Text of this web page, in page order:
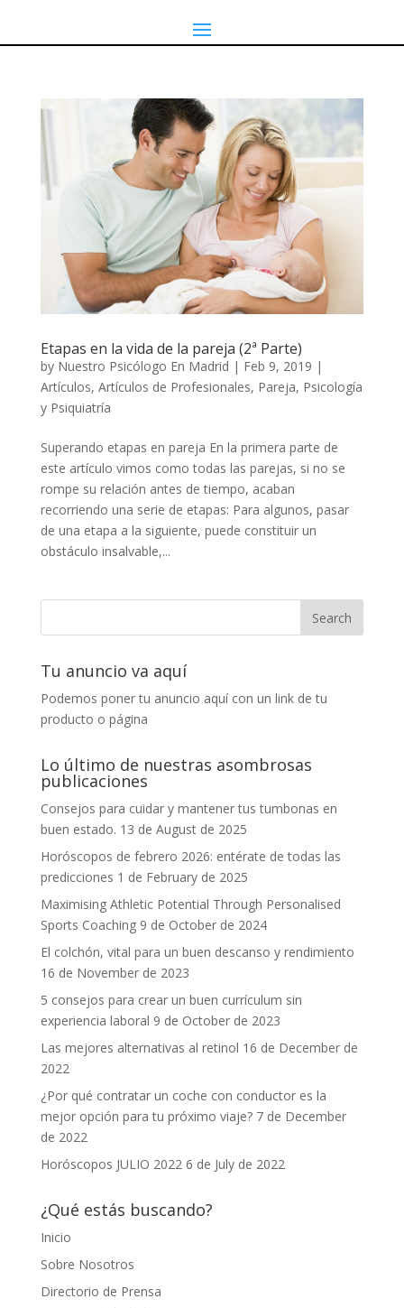
Etapas en la vida de la pareja (2ª Parte)
by Nuestro Psicólogo En Madrid | Feb 9, 2019 |
Artículos, Artículos de Profesionales, Pareja, Psicología
y Psiquiatría
Superando etapas en pareja En la primera parte de
este artículo vimos como todas las parejas, si no se
rompe su relación antes de tiempo, acaban
recorriendo una serie de etapas: Para algunos, pasar
de una etapa a la siguiente, puede constituir un
obstáculo insalvable,...
Tu anuncio va aquí
Podemos poner tu anuncio aquí con un link de tu
producto o página
Lo último de nuestras asombrosas
publicaciones
Consejos para cuidar y mantener tus tumbonas en
buen estado. 13 de August de 2025
Horóscopos de febrero 2026: entérate de todas las
predicciones 1 de February de 2025
Maximising Athletic Potential Through Personalised
Sports Coaching 9 de October de 2024
El colchón, vital para un buen descanso y rendimiento
16 de November de 2023
5 consejos para crear un buen currículum sin
experiencia laboral 9 de October de 2023
Las mejores alternativas al retinol 16 de December de
2022
¿Por qué contratar un coche con conductor es la
mejor opción para tu próximo viaje? 7 de December
de 2022
Horóscopos JULIO 2022 6 de July de 2022
¿Qué estás buscando?
Inicio
Sobre Nosotros
Directorio de Prensa